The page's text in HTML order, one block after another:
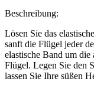
Beschreibung:
Lösen Sie das
sanft die Flügel jeder
elastische Band um die
Flügel. Legen Sie den
lassen Sie Ihre süßen